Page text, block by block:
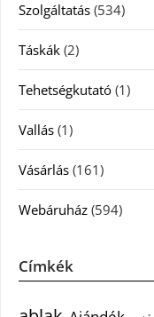
Szolgáltatás (534)
Táskák (2)
Tehetségkutató (1)
Vallás (1)
Vásárlás (161)
Webáruház (594)
Címkék